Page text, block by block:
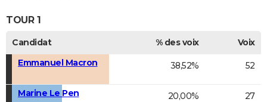
TOUR 1
Candidat % des voix
Voix
Emmanuel Macron
38,52% 52
Marine Le Pen 20,00% 27